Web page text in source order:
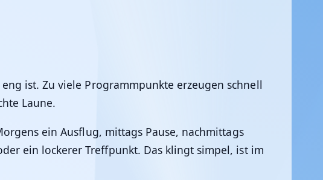
ist. Zu viele Programmpunkte erzeugen schnell
Laune.
ein Ausflug, mittags Pause, nachmittags
ein lockerer Treffpunkt. Das klingt simpel, ist im